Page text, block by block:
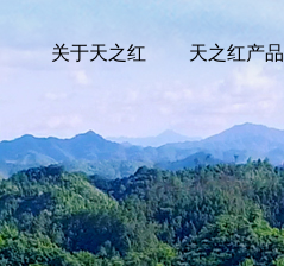
关于天之红 天之红产品